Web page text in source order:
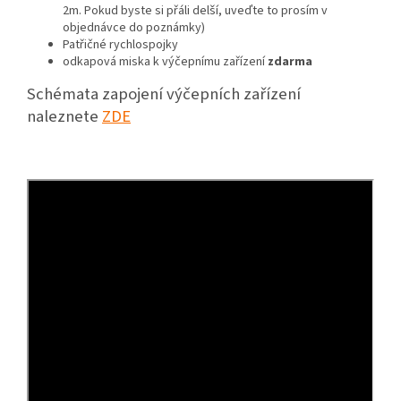
2m. Pokud byste si přáli delší, uveďte to prosím v
objednávce do poznámky)
Patřičné rychlospojky
odkapová miska k výčepnímu zařízenízdarma
Schémata zapojení výčepních zařízení
naleznete ZDE